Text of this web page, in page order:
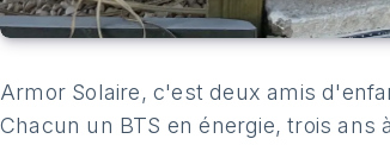
Armor Solaire, c'est deux amis
Chacun un BTS en énergie, trois